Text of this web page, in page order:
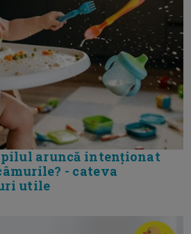
aruncă intenționat
- cateva
utile